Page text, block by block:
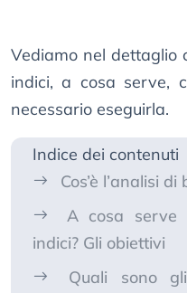
Vediamo nel dettaglio
indici, a cosa serve,
necessario eseguirla.
Indice dei contenuti
Cos’è l’analisi
A cosa serve
indici? Gli obiettivi
Quali sono